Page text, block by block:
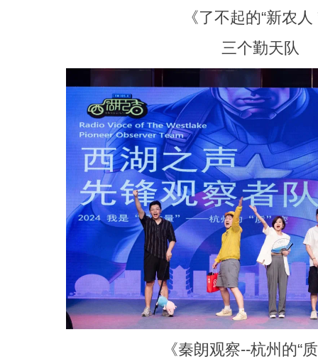
《了不起的“新农人
三个勤天队
《秦朗观察--杭州的“